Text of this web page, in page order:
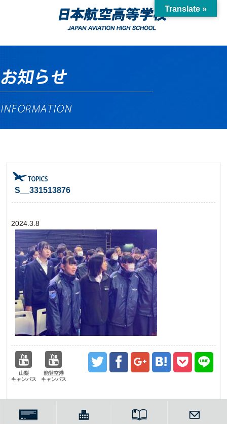
S__331513876
2024.3.8
山梨
キャンパス
能登空港
キャンパス
Translate »